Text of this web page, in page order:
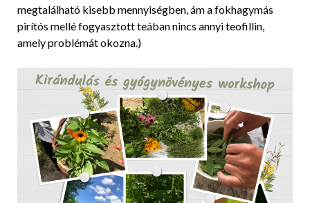
megtalálható kisebb mennyiségben, ám a fokhagymás
pirítós mellé fogyasztott teában nincs annyi teofillin,
amely problémát okozna.)